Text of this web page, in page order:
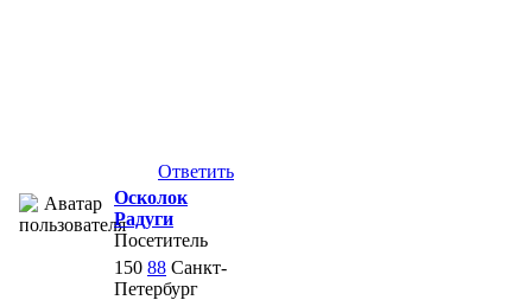
Ответить
Осколок
Радуги
Посетитель
150 88 Санкт-
Петербург